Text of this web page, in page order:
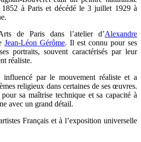
à Paris et décédé le 3 juillet 1929 à
de Paris dans l’atelier d’Alexandre
Jean-Léon Gérôme. Il est connu pour ses
portraits, souvent caractérisés par leur
réaliste.
influencé par le mouvement réaliste et a
religieux dans certaines de ses œuvres.
sa maîtrise technique et sa capacité à
avec un grand détail.
Français et à l’exposition universelle